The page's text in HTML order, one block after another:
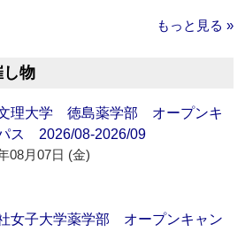
もっと見る »
し物
理大学 徳島薬学部 オープンキ
ス 2026/08-2026/09
08月07日 (金)
女子大学薬学部 オープンキャン